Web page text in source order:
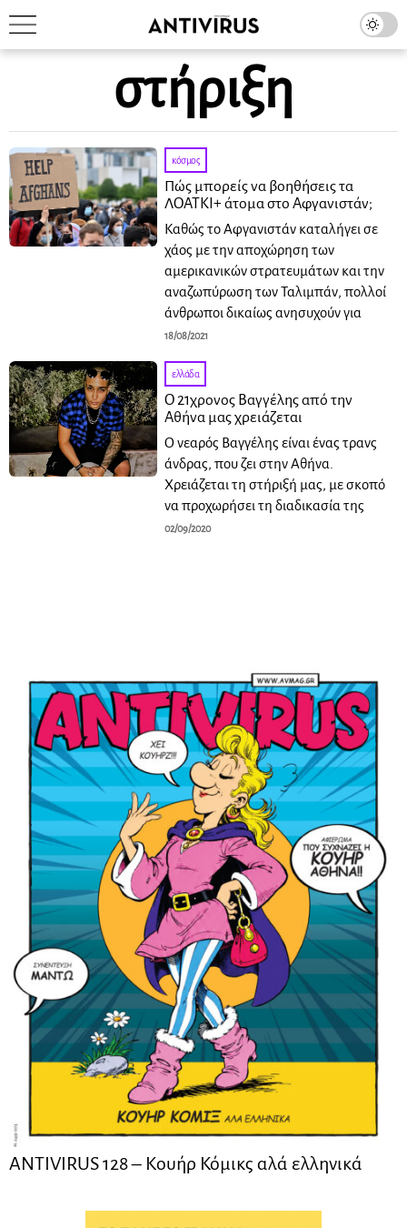
στήριξη
κόσμος
Πώς μπορείς να βοηθήσεις τα
ΛΟΑΤΚΙ+ άτομα στο Αφγανιστάν;
Καθώς το Αφγανιστάν καταλήγει σε
χάος με την αποχώρηση των
αμερικανικών στρατευμάτων και την
αναζωπύρωση των Ταλιμπάν, πολλοί
άνθρωποι δικαίως ανησυχούν για
18/08/2021
ελλάδα
Ο 21χρονος Βαγγέλης από την
Αθήνα μας χρειάζεται
Ο νεαρός Βαγγέλης είναι ένας τρανς
άνδρας, που ζει στην Αθήνα.
Χρειάζεται τη στήριξή μας, με σκοπό
να προχωρήσει τη διαδικασία της
02/09/2020
ANTIVIRUS 128 – Kουήρ Κόμικς αλά ελληνικά